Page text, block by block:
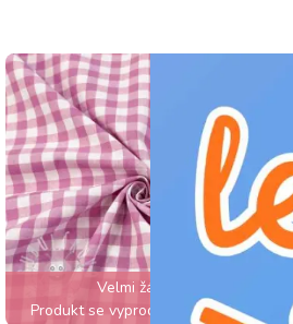
Velmi žádané
Produkt se vyprodá do pár hodin